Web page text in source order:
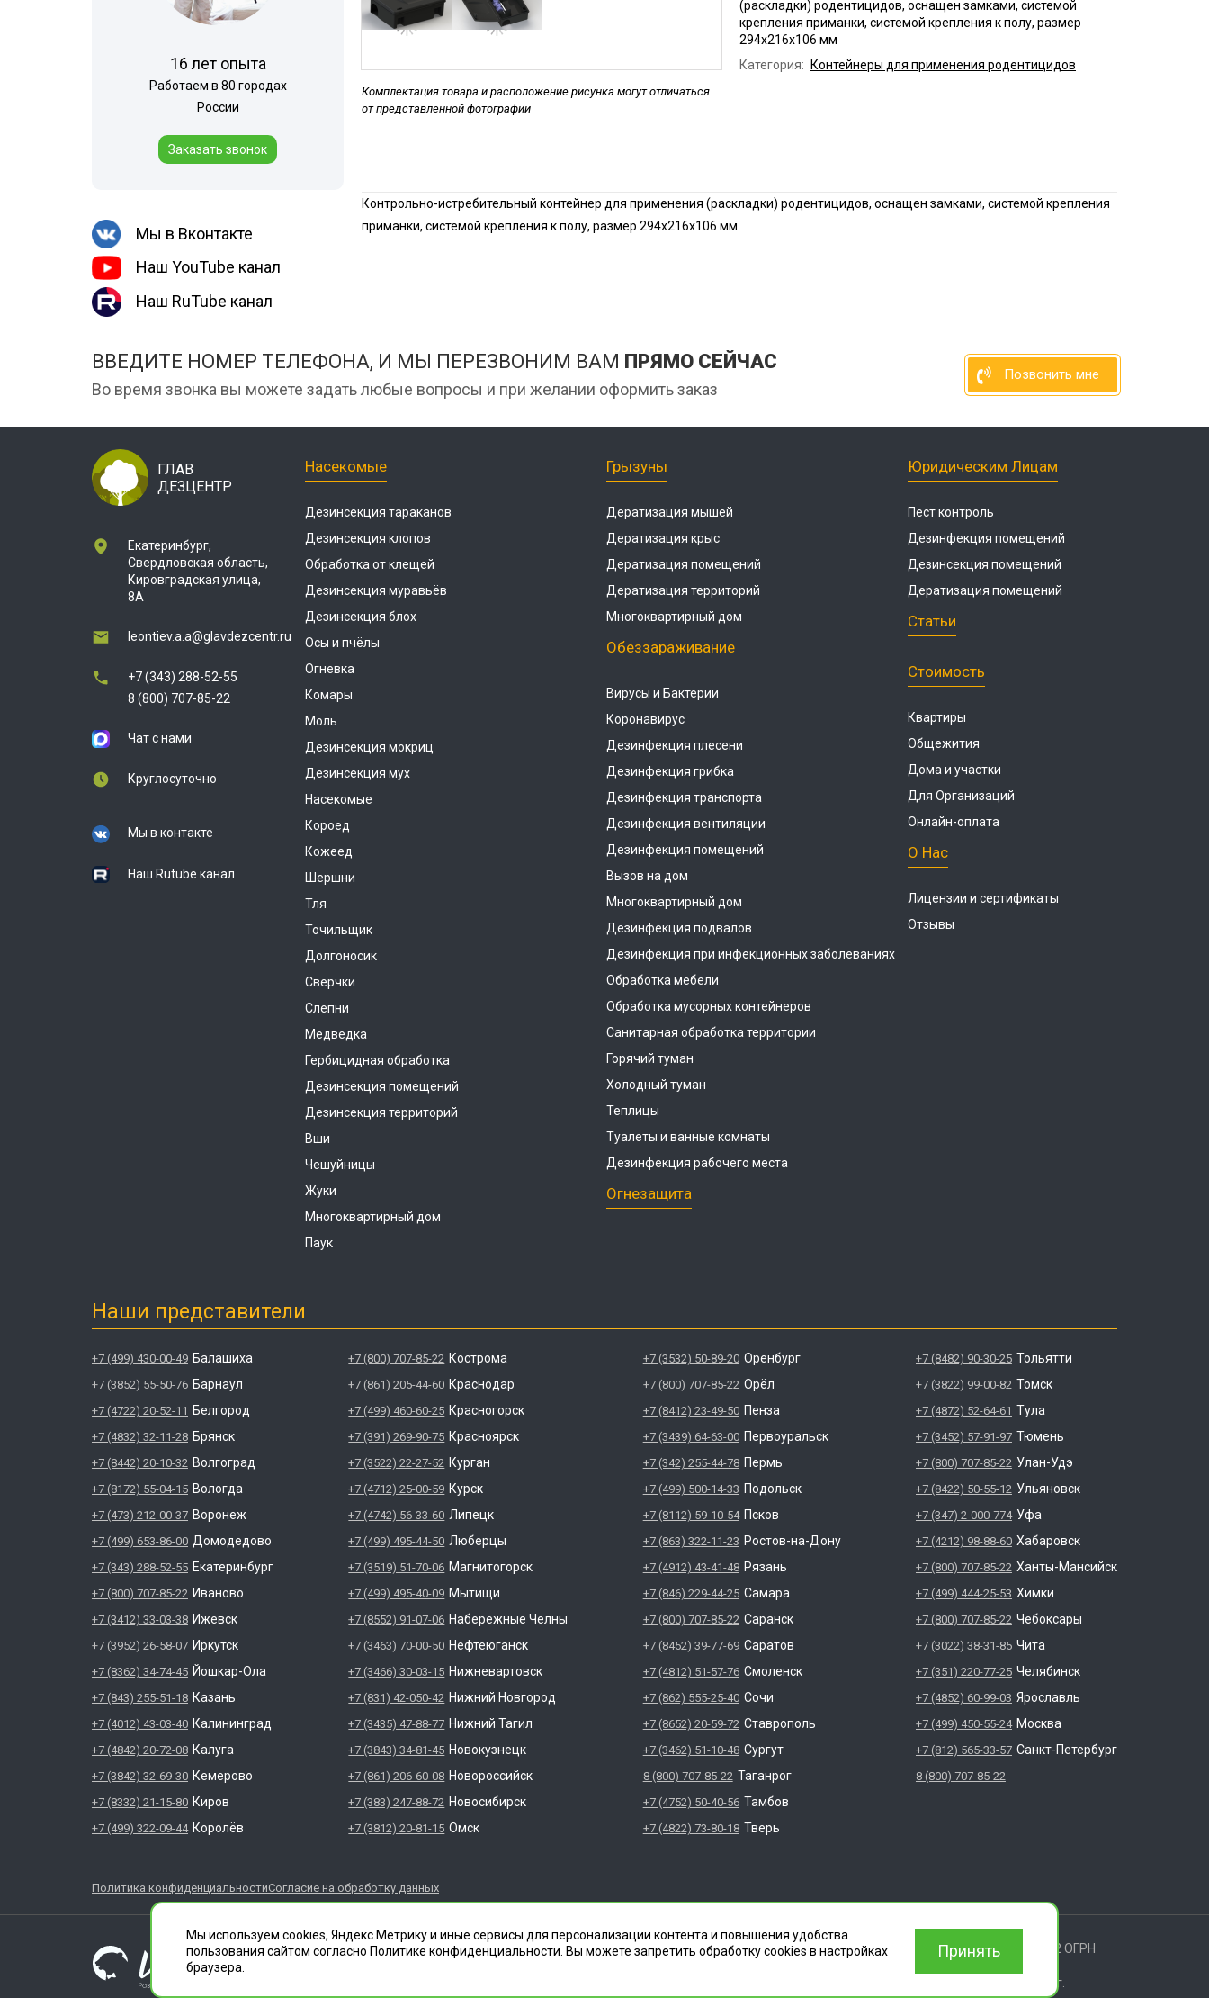
Медведка
Дезинсекция помещений
Дезинсекция территорий
Чешуйницы
Паук
Дезинфекция предприятий
мясной промышленности
Дезинфекция медицинских
Дезинфекция продуктовых
16 лет опыта
Работаем в 80 городах
России
Заказать звонок
Мы в Вконтакте
Наш YouTube канал
Наш RuTube канал
Комплектация товара и расположение рисунка могут отличаться
от представленной фотографии
(раскладки) родентицидов, оснащен замками, системой
крепления приманки, системой крепления к полу, размер
294х216х106 мм
Категория:
Контейнеры для применения родентицидов
Контрольно-истребительный контейнер для применения (раскладки) родентицидов, оснащен замками, системой крепления
приманки, системой крепления к полу, размер 294х216х106 мм
ВВЕДИТЕ НОМЕР ТЕЛЕФОНА, И МЫ ПЕРЕЗВОНИМ ВАМ ПРЯМО СЕЙЧАС
Во время звонка вы можете задать любые вопросы и при желании оформить заказ
Позвонить мне
ГЛАВ
ДЕЗЦЕНТР
Екатеринбург,
Свердловская область,
Кировградская улица,
8А
leontiev.a.a@glavdezcentr.ru
+7 (343) 288-52-55
8 (800) 707-85-22
Чат с нами
Круглосуточно
Мы в контакте
Наш Rutube канал
Насекомые
Дезинсекция тараканов
Дезинсекция клопов
Обработка от клещей
Дезинсекция муравьёв
Дезинсекция блох
Осы и пчёлы
Огневка
Комары
Моль
Дезинсекция мокриц
Дезинсекция мух
Насекомые
Короед
Кожеед
Шершни
Тля
Точильщик
Долгоносик
Сверчки
Слепни
Медведка
Гербицидная обработка
Дезинсекция помещений
Дезинсекция территорий
Вши
Чешуйницы
Жуки
Многоквартирный дом
Паук
Грызуны
Дератизация мышей
Дератизация крыс
Дератизация помещений
Дератизация территорий
Многоквартирный дом
Обеззараживание
Вирусы и Бактерии
Коронавирус
Дезинфекция плесени
Дезинфекция грибка
Дезинфекция транспорта
Дезинфекция вентиляции
Дезинфекция помещений
Вызов на дом
Многоквартирный дом
Дезинфекция подвалов
Дезинфекция при инфекционных заболеваниях
Обработка мебели
Обработка мусорных контейнеров
Санитарная обработка территории
Горячий туман
Холодный туман
Теплицы
Туалеты и ванные комнаты
Дезинфекция рабочего места
Огнезащита
Юридическим Лицам
Пест контроль
Дезинфекция помещений
Дезинсекция помещений
Дератизация помещений
Статьи
Стоимость
Квартиры
Общежития
Дома и участки
Для Организаций
Онлайн-оплата
О Нас
Лицензии и сертификаты
Отзывы
Наши представители
+7 (499) 430-00-49 Балашиха
+7 (3852) 55-50-76 Барнаул
+7 (4722) 20-52-11 Белгород
+7 (4832) 32-11-28 Брянск
+7 (8442) 20-10-32 Волгоград
+7 (8172) 55-04-15 Вологда
+7 (473) 212-00-37 Воронеж
+7 (499) 653-86-00 Домодедово
+7 (343) 288-52-55 Екатеринбург
+7 (800) 707-85-22 Иваново
+7 (3412) 33-03-38 Ижевск
+7 (3952) 26-58-07 Иркутск
+7 (8362) 34-74-45 Йошкар-Ола
+7 (843) 255-51-18 Казань
+7 (4012) 43-03-40 Калининград
+7 (4842) 20-72-08 Калуга
+7 (3842) 32-69-30 Кемерово
+7 (8332) 21-15-80 Киров
+7 (499) 322-09-44 Королёв
+7 (800) 707-85-22 Кострома
+7 (861) 205-44-60 Краснодар
+7 (499) 460-60-25 Красногорск
+7 (391) 269-90-75 Красноярск
+7 (3522) 22-27-52 Курган
+7 (4712) 25-00-59 Курск
+7 (4742) 56-33-60 Липецк
+7 (499) 495-44-50 Люберцы
+7 (3519) 51-70-06 Магнитогорск
+7 (499) 495-40-09 Мытищи
+7 (8552) 91-07-06 Набережные Челны
+7 (3463) 70-00-50 Нефтеюганск
+7 (3466) 30-03-15 Нижневартовск
+7 (831) 42-050-42 Нижний Новгород
+7 (3435) 47-88-77 Нижний Тагил
+7 (3843) 34-81-45 Новокузнецк
+7 (861) 206-60-08 Новороссийск
+7 (383) 247-88-72 Новосибирск
+7 (3812) 20-81-15 Омск
+7 (3532) 50-89-20 Оренбург
+7 (800) 707-85-22 Орёл
+7 (8412) 23-49-50 Пенза
+7 (3439) 64-63-00 Первоуральск
+7 (342) 255-44-78 Пермь
+7 (499) 500-14-33 Подольск
+7 (8112) 59-10-54 Псков
+7 (863) 322-11-23 Ростов-на-Дону
+7 (4912) 43-41-48 Рязань
+7 (846) 229-44-25 Самара
+7 (800) 707-85-22 Саранск
+7 (8452) 39-77-69 Саратов
+7 (4812) 51-57-76 Смоленск
+7 (862) 555-25-40 Сочи
+7 (8652) 20-59-72 Ставрополь
+7 (3462) 51-10-48 Сургут
8 (800) 707-85-22 Таганрог
+7 (4752) 50-40-56 Тамбов
+7 (4822) 73-80-18 Тверь
+7 (8482) 90-30-25 Тольятти
+7 (3822) 99-00-82 Томск
+7 (4872) 52-64-61 Тула
+7 (3452) 57-91-97 Тюмень
+7 (800) 707-85-22 Улан-Удэ
+7 (8422) 50-55-12 Ульяновск
+7 (347) 2-000-774 Уфа
+7 (4212) 98-88-60 Хабаровск
+7 (800) 707-85-22 Ханты-Мансийск
+7 (499) 444-25-53 Химки
+7 (800) 707-85-22 Чебоксары
+7 (3022) 38-31-85 Чита
+7 (351) 220-77-25 Челябинск
+7 (4852) 60-99-03 Ярославль
+7 (499) 450-55-24 Москва
+7 (812) 565-33-57 Санкт-Петербург
8 (800) 707-85-22
Политика конфиденциальностиСогласие на обработку данных
ГЛАВДЕЗЦЕНТР является зарегистрированным товарным знаком. Все права защищены.
ООО "СЛУЖБА ДЕЗИНФЕКЦИИ" 620012 СВЕРДЛОВСКАЯ ОБЛАСТЬ Г. ЕКАТЕРИНБУРГ, УЛ. ИЛЬИЧА ДОМ 14 КВ 11 ИНН: 6686112972 ОГРН
Лицензия 66.01.35.003.Л.00046.12.24 (ЕРУЛ №Л064-00111-66/0161566). Место осуществления деятельности согласно лицензии г.
Челябинск, ул. Ферросплавная, д. 76
Мы используем cookies, Яндекс.Метрику и иные сервисы для персонализации контента и повышения удобства
пользования сайтом согласно Политике конфиденциальности . Вы можете запретить обработку сookies в настройках
браузера.
Принять